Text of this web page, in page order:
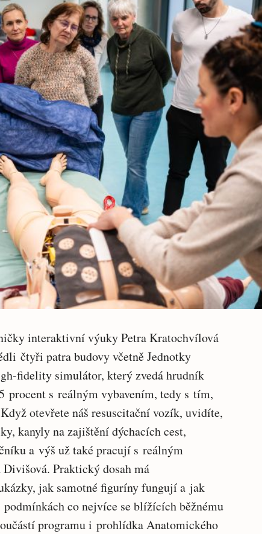
interaktivní výuky Petra Kratochvílová
čtyři patra budovy včetně Jednotky
fidelity simulátor, který zvedá hrudník
procent s reálným vybavením, tedy s tím,
otevřete náš resuscitační vozík, uvidíte,
kanyly na zajištění dýchacích cest,
a výš už také pracují s reálným
Praktický dosah má
jak samotné figuríny fungují a jak
co nejvíce se blížících běžnému
programu i prohlídka Anatomického